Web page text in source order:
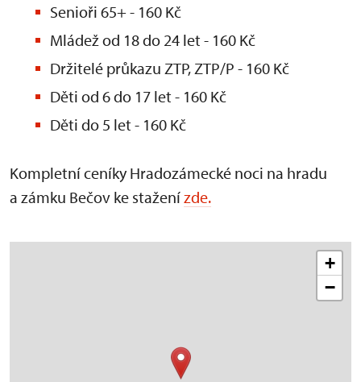
Senioři 65+ - 160 Kč
Mládež od 18 do 24 let - 160 Kč
Držitelé průkazu ZTP, ZTP/P - 160 Kč
Děti od 6 do 17 let - 160 Kč
Děti do 5 let - 160 Kč
Kompletní ceníky Hradozámecké noci na hradu
a zámku Bečov ke staženízde.
+
−